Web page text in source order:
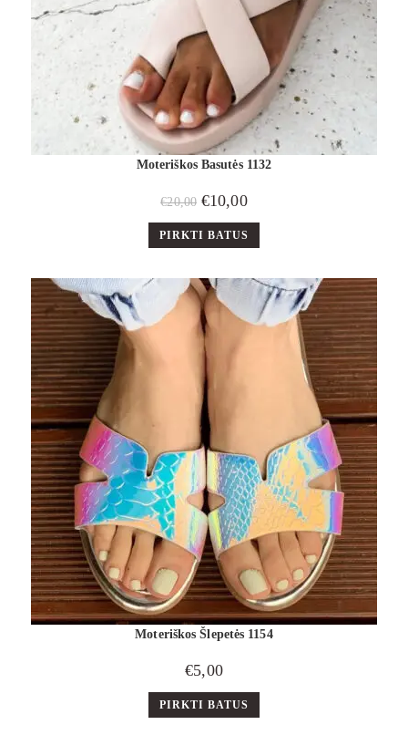
Moteriškos Basutės 1132
€20,00 €10,00
PIRKTI BATUS
Moteriškos Šlepetės 1154
€5,00
PIRKTI BATUS